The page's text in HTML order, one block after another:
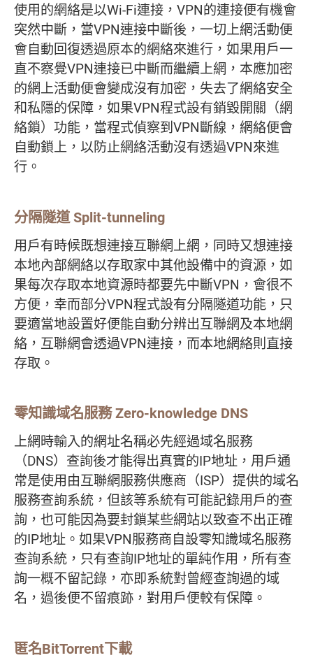
使用的網絡是以Wi-Fi連接，VPN的連接便有機會
突然中斷，當VPN連接中斷後，一切上網活動便
會自動回復透過原本的網絡來進行，如果用戶一
直不察覺VPN連接已中斷而繼續上網，本應加密
的網上活動便會變成沒有加密，失去了網絡安全
和私隱的保障，如果VPN程式設有銷毀開關（網
絡鎖）功能，當程式偵察到VPN斷線，網絡便會
自動鎖上，以防止網絡活動沒有透過VPN來進
行。
分隔隧道 Split-tunneling
用戶有時候既想連接互聯網上網，同時又想連接
本地內部網絡以存取家中其他設備中的資源，如
果每次存取本地資源時都要先中斷VPN，會很不
方便，幸而部分VPN程式設有分隔隧道功能，只
要適當地設置好便能自動分辨出互聯網及本地網
絡，互聯網會透過VPN連接，而本地網絡則直接
存取。
零知識域名服務 Zero-knowledge DNS
上網時輸入的網址名稱必先經過域名服務
（DNS）查詢後才能得出真實的IP地址，用戶通
常是使用由互聯網服務供應商（ISP）提供的域名
服務查詢系統，但該等系統有可能記錄用戶的查
詢，也可能因為要封鎖某些網站以致查不出正確
的IP地址。如果VPN服務商自設零知識域名服務
查詢系統，只有查詢IP地址的單純作用，所有查
詢一概不留記錄，亦即系統對曾經查詢過的域
名，過後便不留痕跡，對用戶便較有保障。
匿名BitTorrent下載